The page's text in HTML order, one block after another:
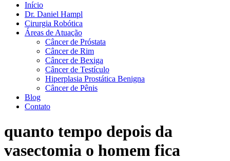
Início
Dr. Daniel Hampl
Cirurgia Robótica
Áreas de Atuação
Câncer de Próstata
Câncer de Rim
Câncer de Bexiga
Câncer de Testículo
Hiperplasia Prostática Benigna
Câncer de Pênis
Blog
Contato
quanto tempo depois da
vasectomia o homem fica